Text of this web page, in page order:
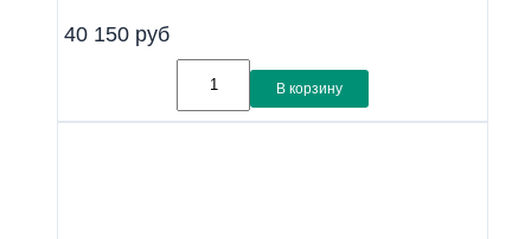
40 150 руб
В корзину